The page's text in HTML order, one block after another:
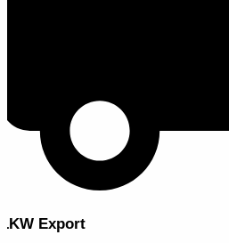
LKW Export